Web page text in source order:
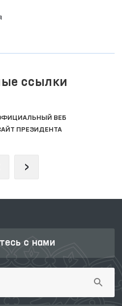
ссылки
ВЕБ
ПРЕЗИДЕНТА
›
с нами